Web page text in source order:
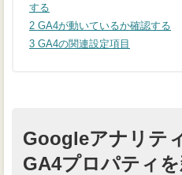
する
2 GA4が動いているか確認する
3 GA4の関連設定項目
Googleアナリテ
GA4プロパティ